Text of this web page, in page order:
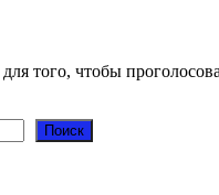
для того, чтобы
Поиск